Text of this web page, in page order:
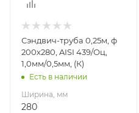
Материал
Нержавеющая
сталь/
Оцинкованная
сталь
УМК
Сэндвич-труба 0,25м, ф
200х280, AISI 439/Оц,
1,0мм/0,5мм, (К)
Есть в наличии
Ширина, мм
280